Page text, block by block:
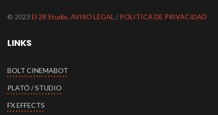
© 2023 El 28 Studio. AVISO LEGAL / POLITICA DE PRIVACIDAD
LINKS
BOLT CINEMABOT
PLATÓ / STUDIO
FX EFFECTS